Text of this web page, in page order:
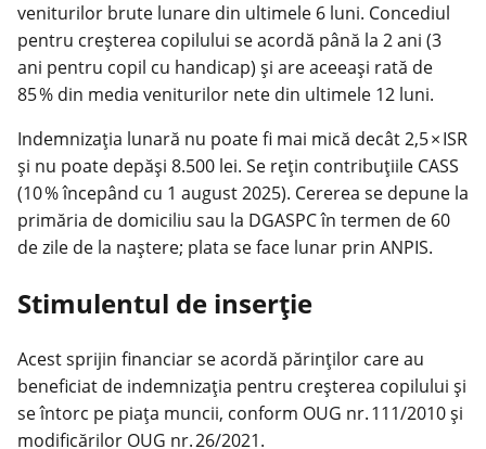
veniturilor brute lunare din ultimele 6 luni. Concediul
pentru creșterea copilului se acordă până la 2 ani (3
ani pentru copil cu handicap) și are aceeași rată de
85 % din media veniturilor nete din ultimele 12 luni.
Indemnizația lunară nu poate fi mai mică decât 2,5 × ISR
și nu poate depăși 8.500 lei. Se rețin contribuțiile CASS
(10 % începând cu 1 august 2025). Cererea se depune la
primăria de domiciliu sau la DGASPC în termen de 60
de zile de la naștere; plata se face lunar prin ANPIS.
Stimulentul de inserție
Acest sprijin financiar se acordă părinților care au
beneficiat de indemnizația pentru creșterea copilului și
se întorc pe piața muncii, conform OUG nr. 111/2010 și
modificărilor OUG nr. 26/2021.